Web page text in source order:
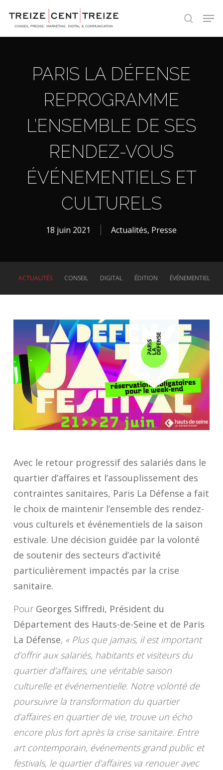
search
PARIS LA DÉFENSE
REPROGRAMME
L’ENSEMBLE DE SES
RENDEZ-VOUS
ÉVÉNEMENTIELS ET
CULTURELS
18 juin 2021 Actualités, Presse
ACTUALITÉS CONSEIL DIGITAL ÉDITION ÉVÉNEMENTIEL
Avec le retour progressif des salariés dans le
quartier d’affaires et l’assouplissement des
contraintes sanitaires, Paris La Défense a fait
le choix de maintenir l’ensemble des rendez-
vous culturels et événementiels de la saison
estivale. Une décision guidée par la volonté
de soutenir des secteurs d’activité
particulièrement impactés par la crise
sanitaire.
Pour Georges Siffredi, Président du
Département des Hauts-de-Seine et de Paris
La Défense, « Plus que jamais, il est important
d’offrir aux salariés, habitants et visiteurs du
quartier d’affaires, une véritable saison
culturelle et événementielle. Notre volonté de
poursuivre la transformation du quartier
d’affaires en quartier de vie, trouve un écho
encore plus fort après la crise sanitaire. Entre
art contemporain, événements grand public et
festivals, le quartier d’affaires va renouer avec